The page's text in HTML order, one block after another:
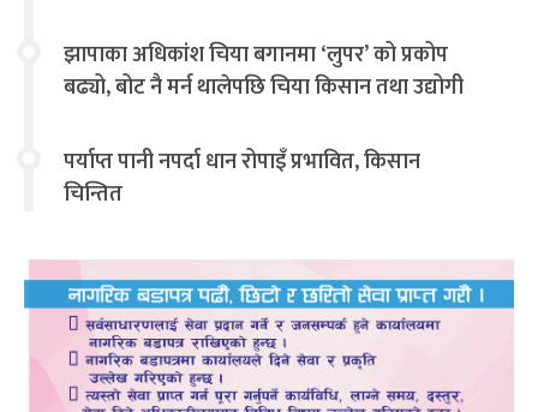
झापाका अधिकांश चिया बगानमा ‘लुपर’ को प्रकोप
बढ्यो, बोट नै मर्न थालेपछि चिया किसान तथा उद्योगी
पर्याप्त पानी नपर्दा धान रोपाइँ प्रभावित, किसान
चिन्तित